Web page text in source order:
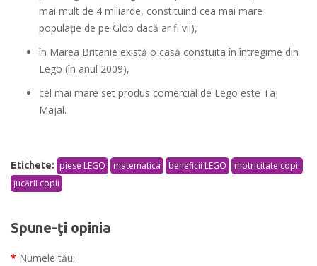
mai mult de 4 miliarde, constituind cea mai mare
populaţie de pe Glob dacă ar fi vii),
în Marea Britanie există o casă constuita în întregime din
Lego (în anul 2009),
cel mai mare set produs comercial de Lego este Taj
Majal.
Etichete: piese LEGO matematica beneficii LEGO
motricitate copii
jucării copii
Spune-ţi opinia
Numele tău: